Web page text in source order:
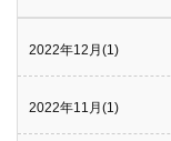
2022年12月(1)
2022年11月(1)